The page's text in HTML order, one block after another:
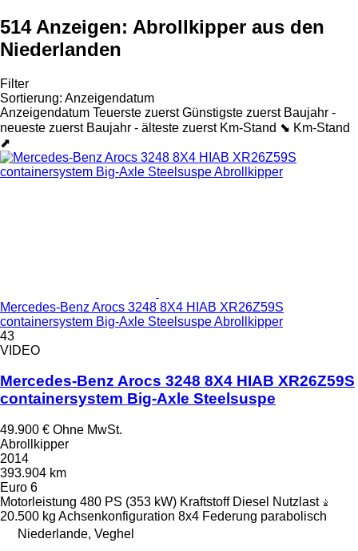
514 Anzeigen: Abrollkipper aus den
Niederlanden
Filter
Sortierung: Anzeigendatum
Anzeigendatum Teuerste zuerst Günstigste zuerst Baujahr -
neueste zuerst Baujahr - älteste zuerst Km-Stand ⬊ Km-Stand
⬈
Mercedes-Benz Arocs 3248 8X4 HIAB XR26Z59S
containersystem Big-Axle Steelsuspe Abrollkipper
43
VIDEO
Mercedes-Benz Arocs 3248 8X4 HIAB XR26Z59S
containersystem Big-Axle Steelsuspe
49.900 € Ohne MwSt.
Abrollkipper
2014
393.904 km
Euro 6
Motorleistung 480 PS (353 kW) Kraftstoff Diesel Nutzlast
20.500 kg Achsenkonfiguration 8x4 Federung parabolisch
Niederlande, Veghel